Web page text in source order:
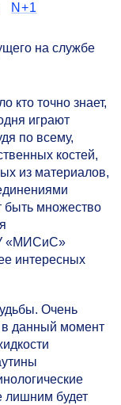
N+1
на службе
кто точно знает,
играют
по всему,
костей,
из материалов,
быть множество
«МИСиС»
интересных
Очень
в данный момент
лишним будет